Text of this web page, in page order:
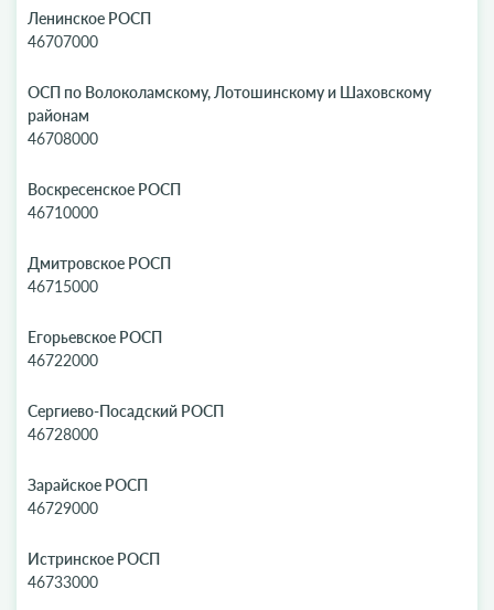
Ленинское РОСП
46707000
ОСП по Волоколамскому, Лотошинскому и Шаховскому
районам
46708000
Воскресенское РОСП
46710000
Дмитровское РОСП
46715000
Егорьевское РОСП
46722000
Сергиево-Посадский РОСП
46728000
Зарайское РОСП
46729000
Истринское РОСП
46733000